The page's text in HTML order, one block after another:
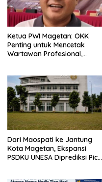
Ketua PWI Magetan: OKK
Penting untuk Mencetak
Wartawan Profesional,
Dari Maospati ke Jantung
Kota Magetan, Ekspansi
PSDKU UNESA Diprediksi Picu